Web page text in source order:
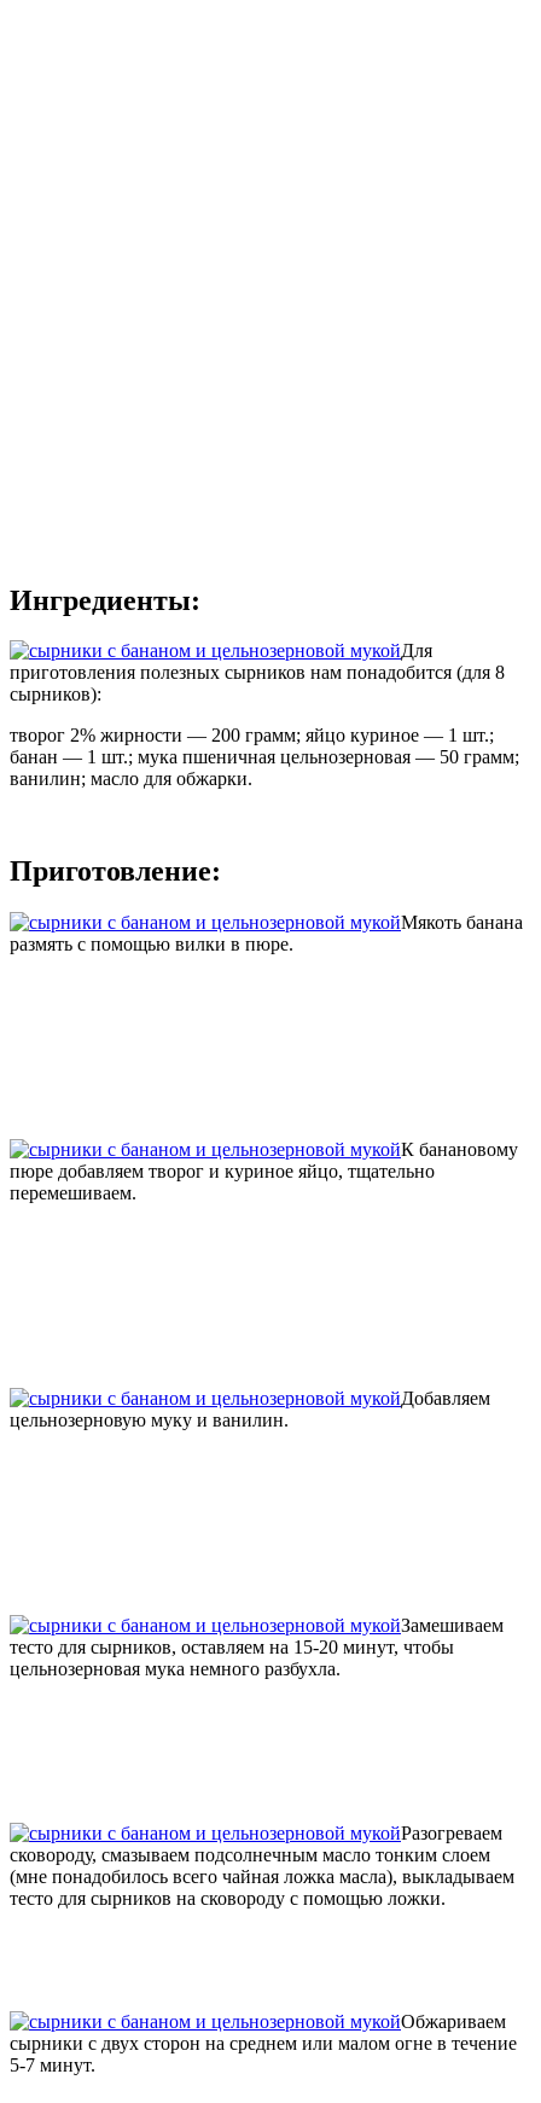
Ингредиенты:
Для
приготовления полезных сырников нам понадобится (для 8
сырников):
творог 2% жирности — 200 грамм; яйцо куриное — 1 шт.;
банан — 1 шт.; мука пшеничная цельнозерновая — 50 грамм;
ванилин; масло для обжарки.
Приготовление:
Мякоть банана
размять с помощью вилки в пюре.
К банановому
пюре добавляем творог и куриное яйцо, тщательно
перемешиваем.
Добавляем
цельнозерновую муку и ванилин.
Замешиваем
тесто для сырников, оставляем на 15-20 минут, чтобы
цельнозерновая мука немного разбухла.
Разогреваем
сковороду, смазываем подсолнечным масло тонким слоем
(мне понадобилось всего чайная ложка масла), выкладываем
тесто для сырников на сковороду с помощью ложки.
Обжариваем
сырники с двух сторон на среднем или малом огне в течение
5-7 минут.